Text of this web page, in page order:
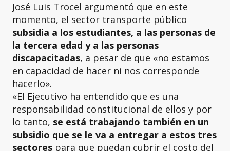
José Luis Trocel argumentó que en este
momento, el sector transporte público
subsidia a los estudiantes, a las personas de
la tercera edad y a las personas
discapacitadas, a pesar de que «no estamos
en capacidad de hacer ni nos corresponde
hacerlo».
«El Ejecutivo ha entendido que es una
responsabilidad constitucional de ellos y por
lo tanto, se está trabajando también en un
subsidio que se le va a entregar a estos tres
sectores para que puedan cubrir el costo del